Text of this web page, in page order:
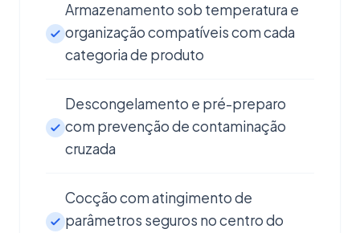
Armazenamento sob temperatura e
organização compatíveis com cada
categoria de produto
Descongelamento e pré-preparo
com prevenção de contaminação
cruzada
Cocção com atingimento de
parâmetros seguros no centro do